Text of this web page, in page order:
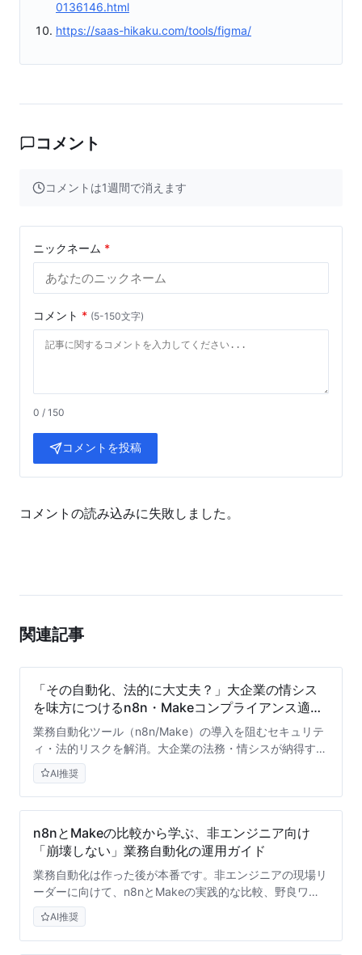
0136146.html
https://saas-hikaku.com/tools/figma/
コメント
コメントは1週間で消えます
ニックネーム *
コメント * (5-150文字)
0 / 150
コメントを投稿
コメントの読み込みに失敗しました。
関連記事
「その自動化、法的に大丈夫？」大企業の情シス
を味方につけるn8n・Makeコンプライアンス適合
ガイド
業務自動化ツール（n8n/Make）の導入を阻むセキュリテ
ィ・法的リスクを解消。大企業の法務・情シスが納得する
データガバナンスと社内承認のステップを専門家が徹底解
説します。
AI推奨
n8nとMakeの比較から学ぶ、非エンジニア向け
「崩壊しない」業務自動化の運用ガイド
業務自動化は作った後が本番です。非エンジニアの現場リ
ーダーに向けて、n8nとMakeの実践的な比較、野良ワー
クフローを防ぐ運用保守のコツ、そしてリスクを最小化す
る導入ロードマップを専門家の視点から詳しく解説しま
す。
AI推奨